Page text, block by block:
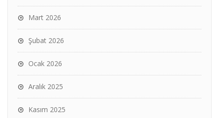
Mart 2026
Şubat 2026
Ocak 2026
Aralık 2025
Kasım 2025